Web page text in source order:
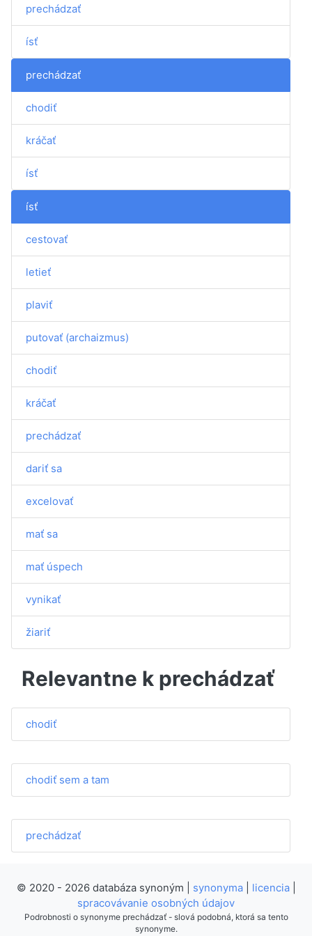
prechádzať
ísť
prechádzať
chodiť
kráčať
ísť
ísť
cestovať
letieť
plaviť
putovať (archaizmus)
chodiť
kráčať
prechádzať
dariť sa
excelovať
mať sa
mať úspech
vynikať
žiariť
Relevantne k prechádzať
chodiť
chodiť sem a tam
prechádzať
© 2020 - 2026 databáza synoným | synonyma| licencia|
spracovávanie osobných údajov
Podrobnosti o synonyme prechádzať - slová podobná, ktorá sa tento
synonyme.